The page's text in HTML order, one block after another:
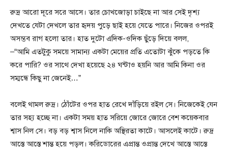
রুদ্র আরো দূরে সরে আসে। তার চোখজোড়া চাইছে না আর সেই দৃশ্য
দেখতে যেটা দেখলে তার হৃদয় পুড়ে ছাই হয়ে যেতে পারে। নিজের ওপরই
অসম্ভব রাগ হলো তার। হাত দুটো এদিক-ওদিক ছুঁড়ে দিয়ে বলল,
–“আমি এতটুকু সময়ে সামান্য একটা মেয়ের প্রতি এতোটা ঝুঁকে পড়তে কি
করে পারি? ওর সাথে দেখা হয়েছে ২৪ ঘন্টাও হয়নি আর আমি কিনা ওর
সম্মন্ধে কিছু না জেনেই…”
বলেই থামল রুদ্র। ঠোঁটের ওপর হাত রেখে দাঁড়িয়ে রইল সে। নিজেকেই যেন
তার সহ্য হচ্ছে না। একটা সময় হাত সরিয়ে জোরে জোরে বেশ কয়েকবার
শ্বাস নিল সে। বড় বড় শ্বাস নিলে নাকি অস্থিরতা কাটে। আসলেই কাটে। রুদ্র
আস্তে আস্তে শান্ত হয়ে পড়ল। করিডোরের এপ্রান্ত ওপ্রান্ত দেখে আস্তে আস্তে